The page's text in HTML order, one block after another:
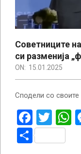
Советниците
си разменија
ON: 15.01.2025
Сподели со своите
Share